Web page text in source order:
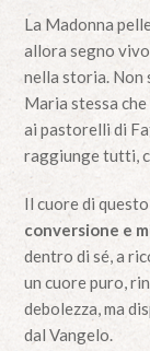
La Madonna
allora segno vivo
nella storia. Non
Maria stessa
ai pastorelli di
raggiunge tutti,
Il cuore di
conversione e
dentro di sé, a
un cuore puro,
debolezza, ma
dal Vangelo.